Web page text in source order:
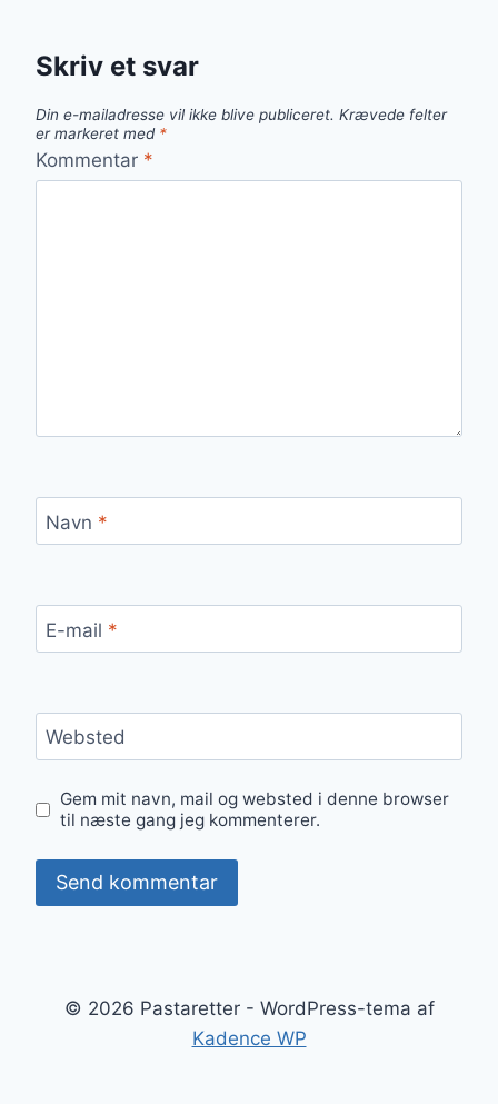
Skriv et svar
Din e-mailadresse vil ikke blive publiceret. Krævede felter
er markeret med *
Kommentar *
Navn *
E-mail *
Websted
Gem mit navn, mail og websted i denne browser
til næste gang jeg kommenterer.
© 2026 Pastaretter - WordPress-tema af
Kadence WP